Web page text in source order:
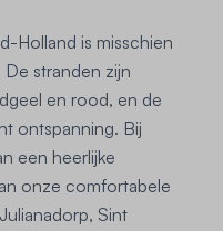
Holland is misschien
stranden zijn
en rood, en de
ontspanning. Bij
een heerlijke
onze comfortabele
Sint